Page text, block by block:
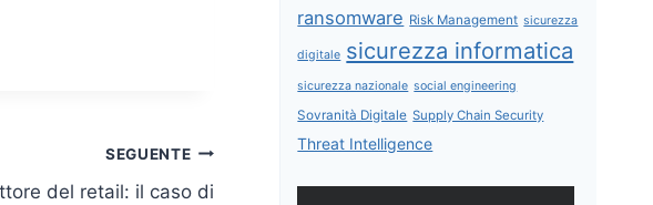
SEGUENTE
del retail: il caso di
ransomware Risk Management sicurezza
digitale sicurezza informatica
sicurezza nazionale social engineering
Sovranità Digitale Supply Chain Security
Threat Intelligence